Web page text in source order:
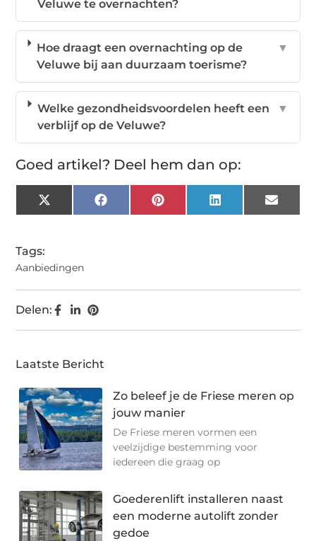
Veluwe te overnachten?
Hoe draagt een overnachting op de
Veluwe bij aan duurzaam toerisme?
▼
Welke gezondheidsvoordelen heeft een
verblijf op de Veluwe?
▼
Goed artikel? Deel hem dan op:
X
(Twitter)
FacebookPinterest LinkedIn Email
Tags:
Aanbiedingen
Delen:
Laatste Bericht
Zo beleef je de Friese meren op
jouw manier
De Friese meren vormen een
veelzijdige bestemming voor
iedereen die graag op
Goederenlift installeren naast
een moderne autolift zonder
gedoe